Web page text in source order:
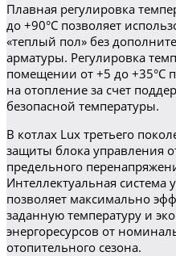
Плавная регулировка
до +90°С позволяет
«теплый пол» без
арматуры. Регулировка
помещении от +5 до +35°С
на отопление за счет
безопасной температуры.
В котлах Lux третьего
защиты блока управления
предельного
Интеллектуальная
позволяет максимально
заданную температуру и
энергоресурсов от
отопительного сезона.